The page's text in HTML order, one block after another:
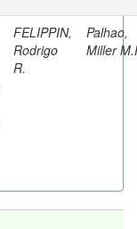
FELIPPIN,
Rodrigo
R.
Palhao,
Miller